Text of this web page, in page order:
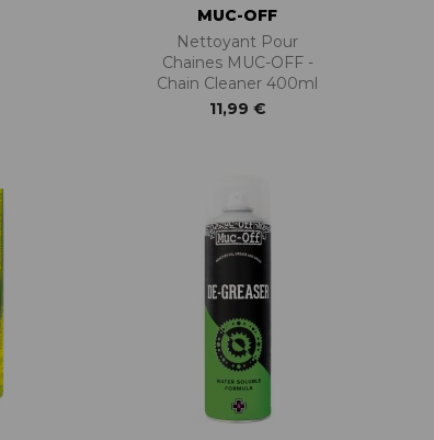
MUC-OFF
Nettoyant Pour
Chaines MUC-OFF -
Chain Cleaner 400ml
11,99 €